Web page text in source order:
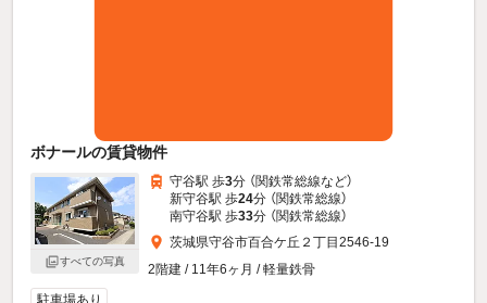
ボナールの賃貸物件
すべての写真
守谷駅 歩3分 （関鉄常総線など）
新守谷駅 歩24分 （関鉄常総線）
南守谷駅 歩33分 （関鉄常総線）
茨城県守谷市百合ケ丘２丁目2546-19
2階建 / 11年6ヶ月 / 軽量鉄骨